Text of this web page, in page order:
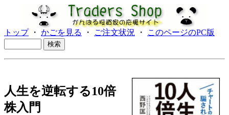
トップ・ かごを見る ・ ご注文状況 ・ このページのPC版
人生を逆転する10倍
株入門